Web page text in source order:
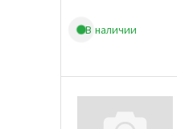
В наличии